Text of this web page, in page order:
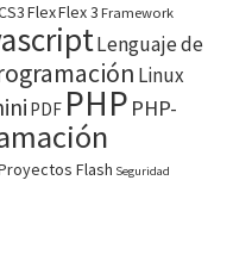
FlexFlex 3 Framework
Lenguaje de
Linux
PDF PHP PHP-
Flash Seguridad